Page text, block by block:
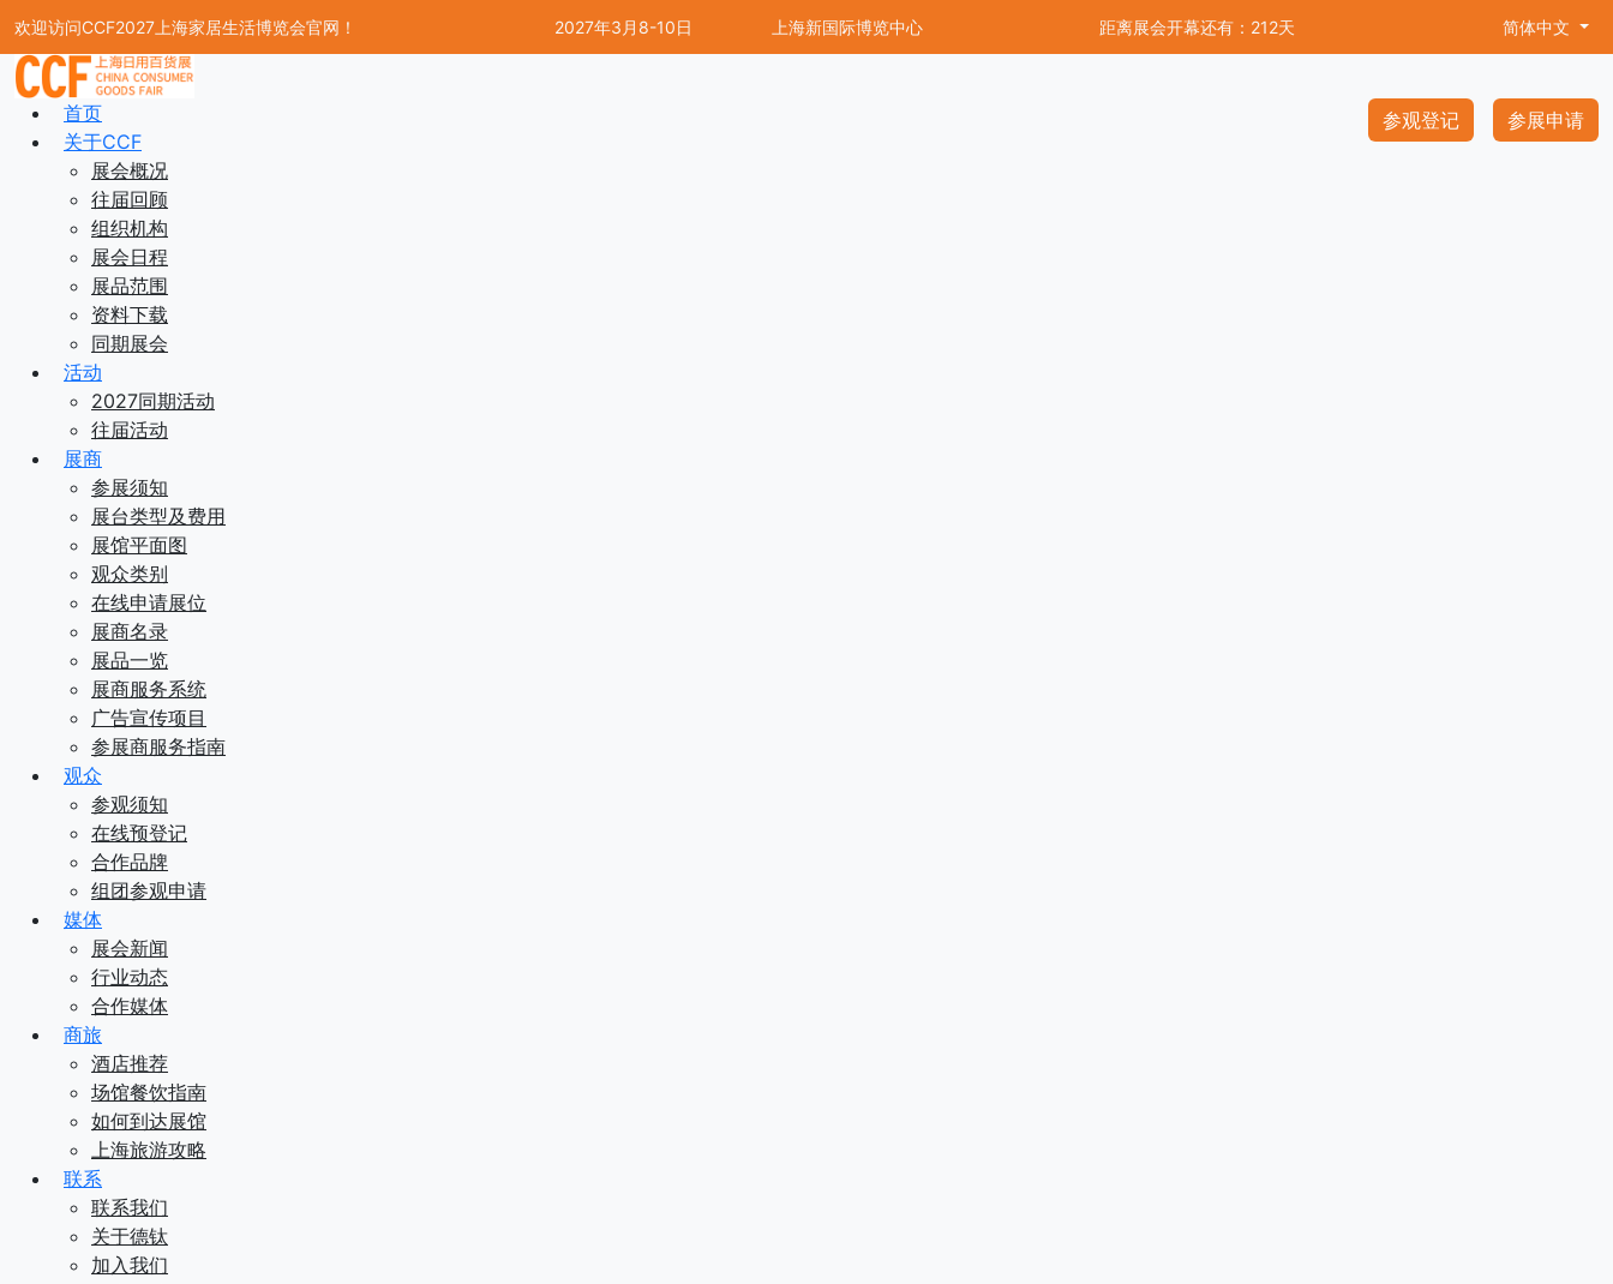
欢迎访问CCF2027上海家居生活博览会官网！ 2027年3月8-10日 上海新国际博览中心 距离展会开幕还有：212天 简体中文
参观登记 参展申请
首页
关于CCF
展会概况
往届回顾
组织机构
展会日程
展品范围
资料下载
同期展会
活动
2027同期活动
往届活动
展商
参展须知
展台类型及费用
展馆平面图
观众类别
在线申请展位
展商名录
展品一览
展商服务系统
广告宣传项目
参展商服务指南
观众
参观须知
在线预登记
合作品牌
组团参观申请
媒体
展会新闻
行业动态
合作媒体
商旅
酒店推荐
场馆餐饮指南
如何到达展馆
上海旅游攻略
联系
联系我们
关于德钛
加入我们